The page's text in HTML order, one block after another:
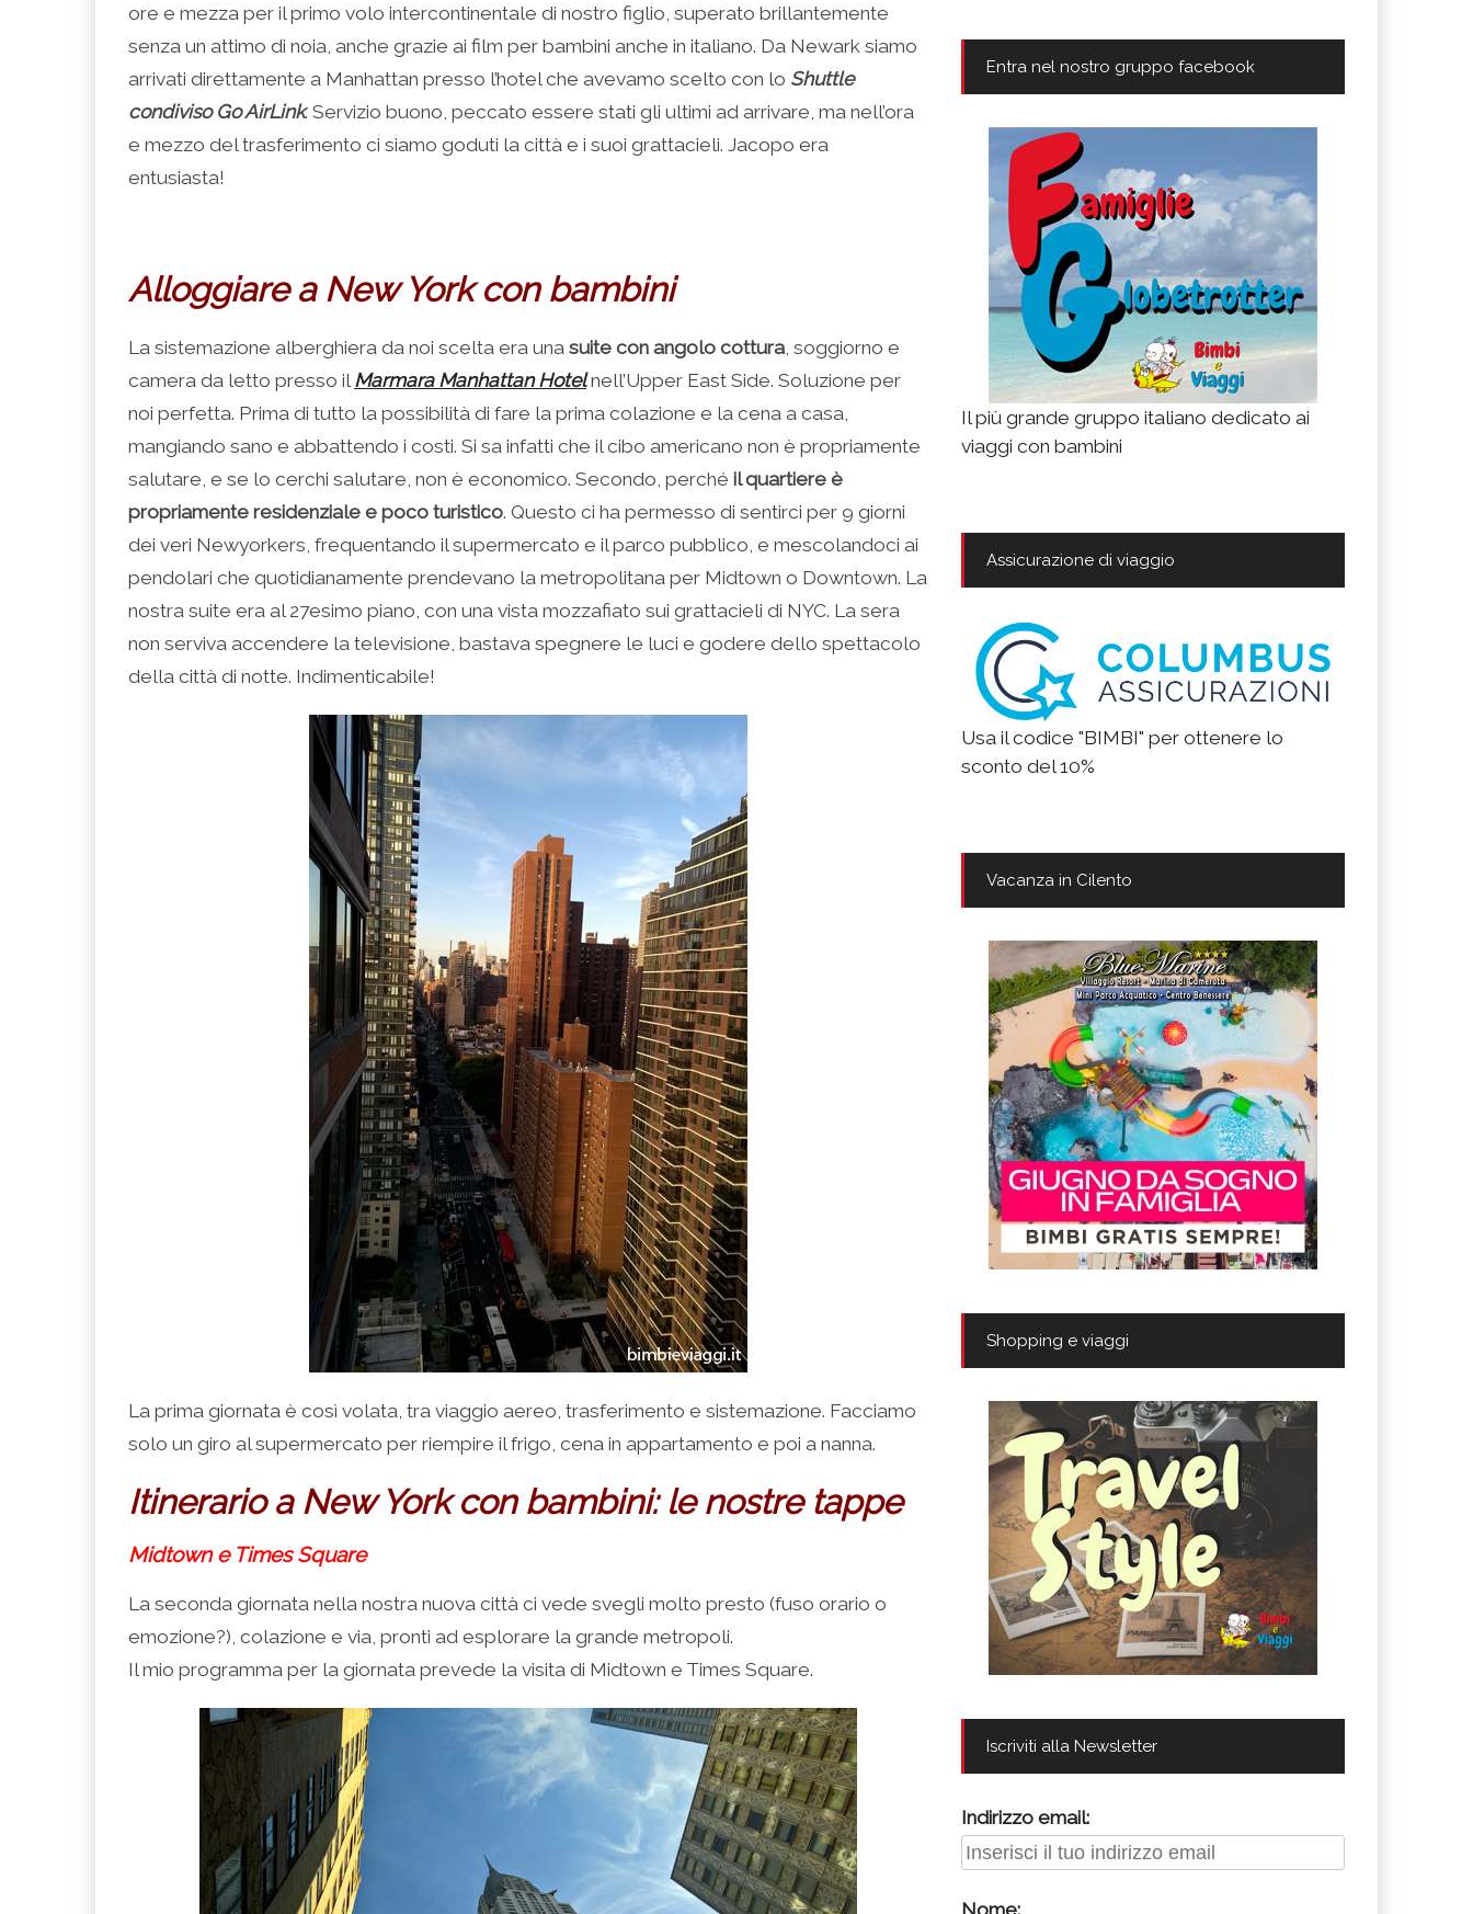
ore e mezza per il primo volo intercontinentale di nostro figlio, superato brillantemente
senza un attimo di noia, anche grazie ai film per bambini anche in italiano. Da Newark siamo
arrivati direttamente a Manhattan presso l’hotel che avevamo scelto con lo Shuttle
condiviso Go AirLink. Servizio buono, peccato essere stati gli ultimi ad arrivare, ma nell’ora
e mezzo del trasferimento ci siamo goduti la città e i suoi grattacieli. Jacopo era
entusiasta!
Alloggiare a New York con bambini
La sistemazione alberghiera da noi scelta era una suite con angolo cottura, soggiorno e
camera da letto presso il Marmara Manhattan Hotelnell’Upper East Side. Soluzione per
noi perfetta. Prima di tutto la possibilità di fare la prima colazione e la cena a casa,
mangiando sano e abbattendo i costi. Si sa infatti che il cibo americano non è propriamente
salutare, e se lo cerchi salutare, non è economico. Secondo, perché il quartiere è
propriamente residenziale e poco turistico. Questo ci ha permesso di sentirci per 9 giorni
dei veri Newyorkers, frequentando il supermercato e il parco pubblico, e mescolandoci ai
pendolari che quotidianamente prendevano la metropolitana per Midtown o Downtown. La
nostra suite era al 27esimo piano, con una vista mozzafiato sui grattacieli di NYC. La sera
non serviva accendere la televisione, bastava spegnere le luci e godere dello spettacolo
della città di notte. Indimenticabile!
La prima giornata è così volata, tra viaggio aereo, trasferimento e sistemazione. Facciamo
solo un giro al supermercato per riempire il frigo, cena in appartamento e poi a nanna.
Itinerario a New York con bambini: le nostre tappe
Midtown e Times Square
La seconda giornata nella nostra nuova città ci vede svegli molto presto (fuso orario o
emozione?), colazione e via, pronti ad esplorare la grande metropoli.
Il mio programma per la giornata prevede la visita di Midtown e Times Square.
Entra nel nostro gruppo facebook
Il più grande gruppo italiano dedicato ai
viaggi con bambini
Assicurazione di viaggio
Usa il codice "BIMBI" per ottenere lo
sconto del 10%
Vacanza in Cilento
Shopping e viaggi
Iscriviti alla Newsletter
Indirizzo email: